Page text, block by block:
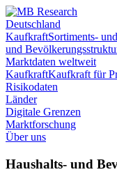
Deutschland
KaufkraftSortiments-
und
Marktdaten weltweit
KaufkraftKaufkraft für
Risikodaten
Länder
Digitale Grenzen
Marktforschung
Über uns
Haushalts- und